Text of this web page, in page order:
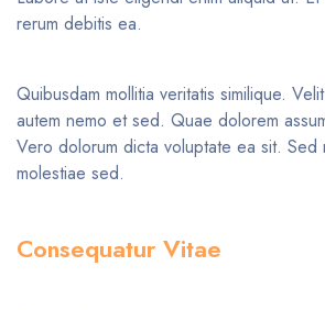
rerum debitis ea.
Quibusdam mollitia veritatis similique.
autem nemo et sed. Quae dolorem
Vero dolorum dicta voluptate ea sit.
molestiae sed.
Consequatur Vitae